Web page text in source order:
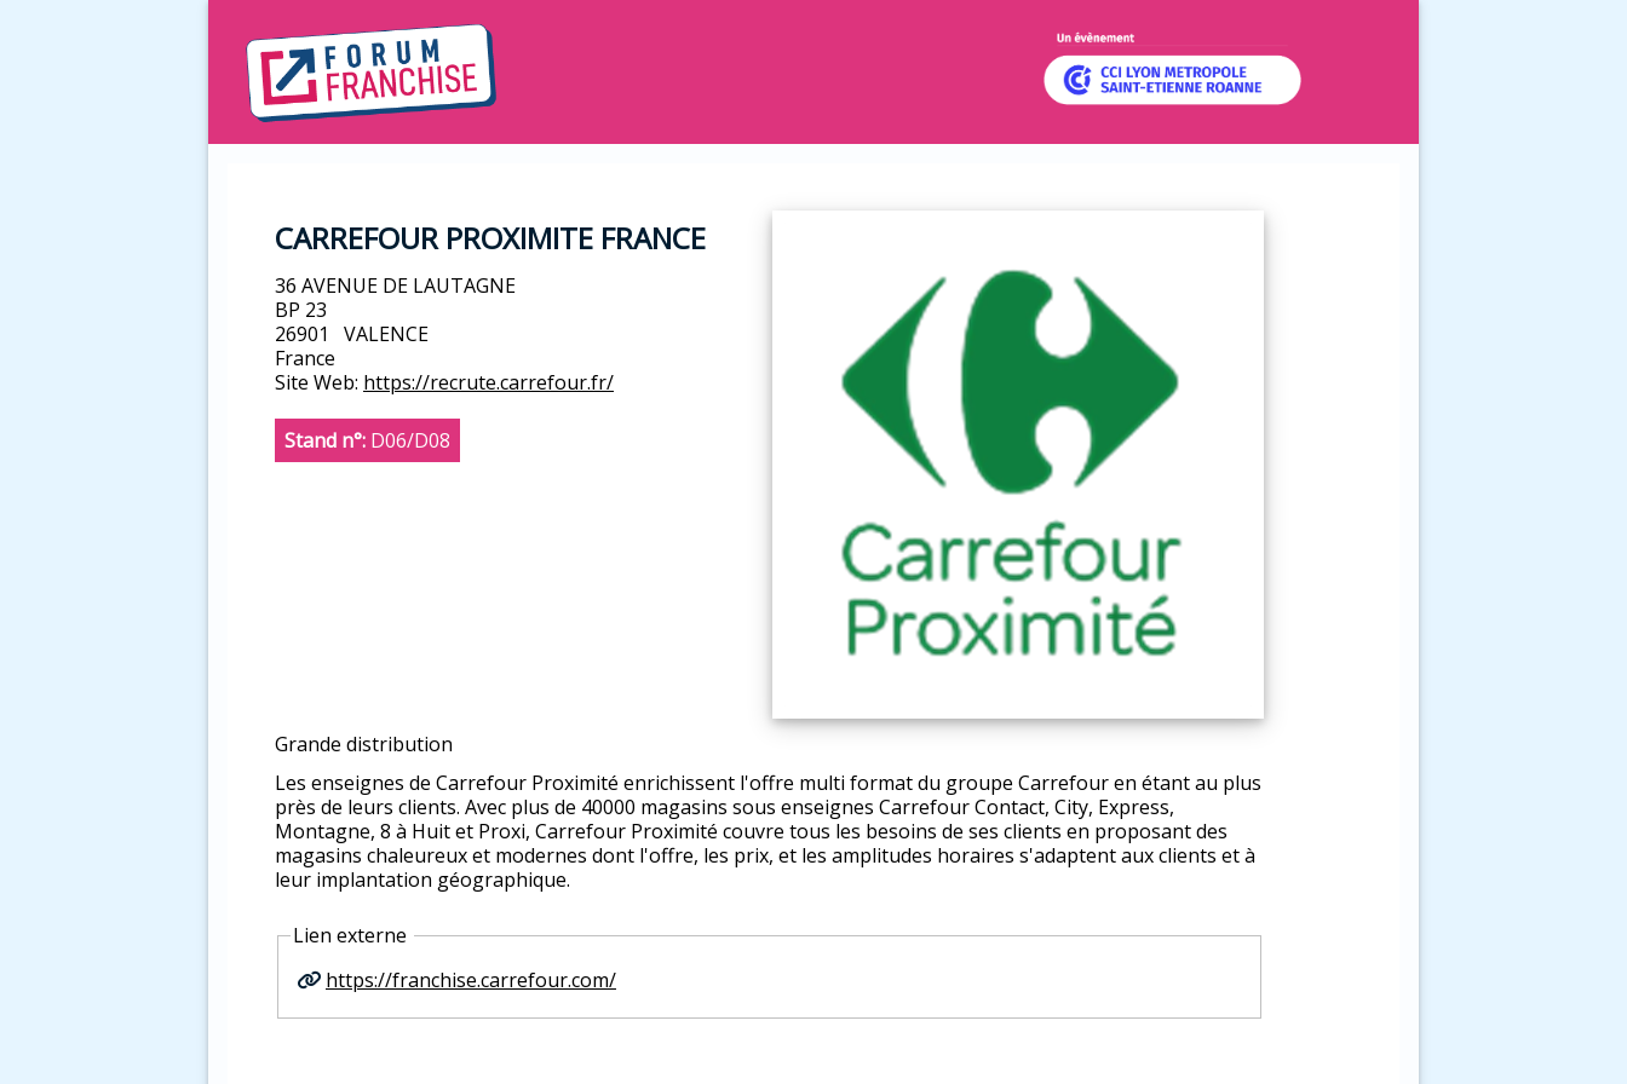
CARREFOUR PROXIMITE FRANCE
36 AVENUE DE LAUTAGNE
BP 23
26901
VALENCE
France
Site Web: https://recrute.carrefour.fr/
Stand n°: D06/D08
Grande distribution
Les enseignes de Carrefour Proximité enrichissent l'offre multi format du groupe Carrefour en étant au plus
près de leurs clients. Avec plus de 40000 magasins sous enseignes Carrefour Contact, City, Express,
Montagne, 8 à Huit et Proxi, Carrefour Proximité couvre tous les besoins de ses clients en proposant des
magasins chaleureux et modernes dont l'offre, les prix, et les amplitudes horaires s'adaptent aux clients et à
leur implantation géographique.
Lien externe
https://franchise.carrefour.com/